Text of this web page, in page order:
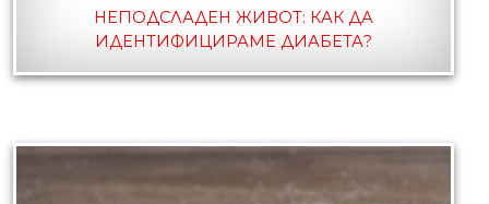
НЕПОДСЛАДЕН ЖИВОТ: КАК ДА
ИДЕНТИФИЦИРАМЕ ДИАБЕТА?